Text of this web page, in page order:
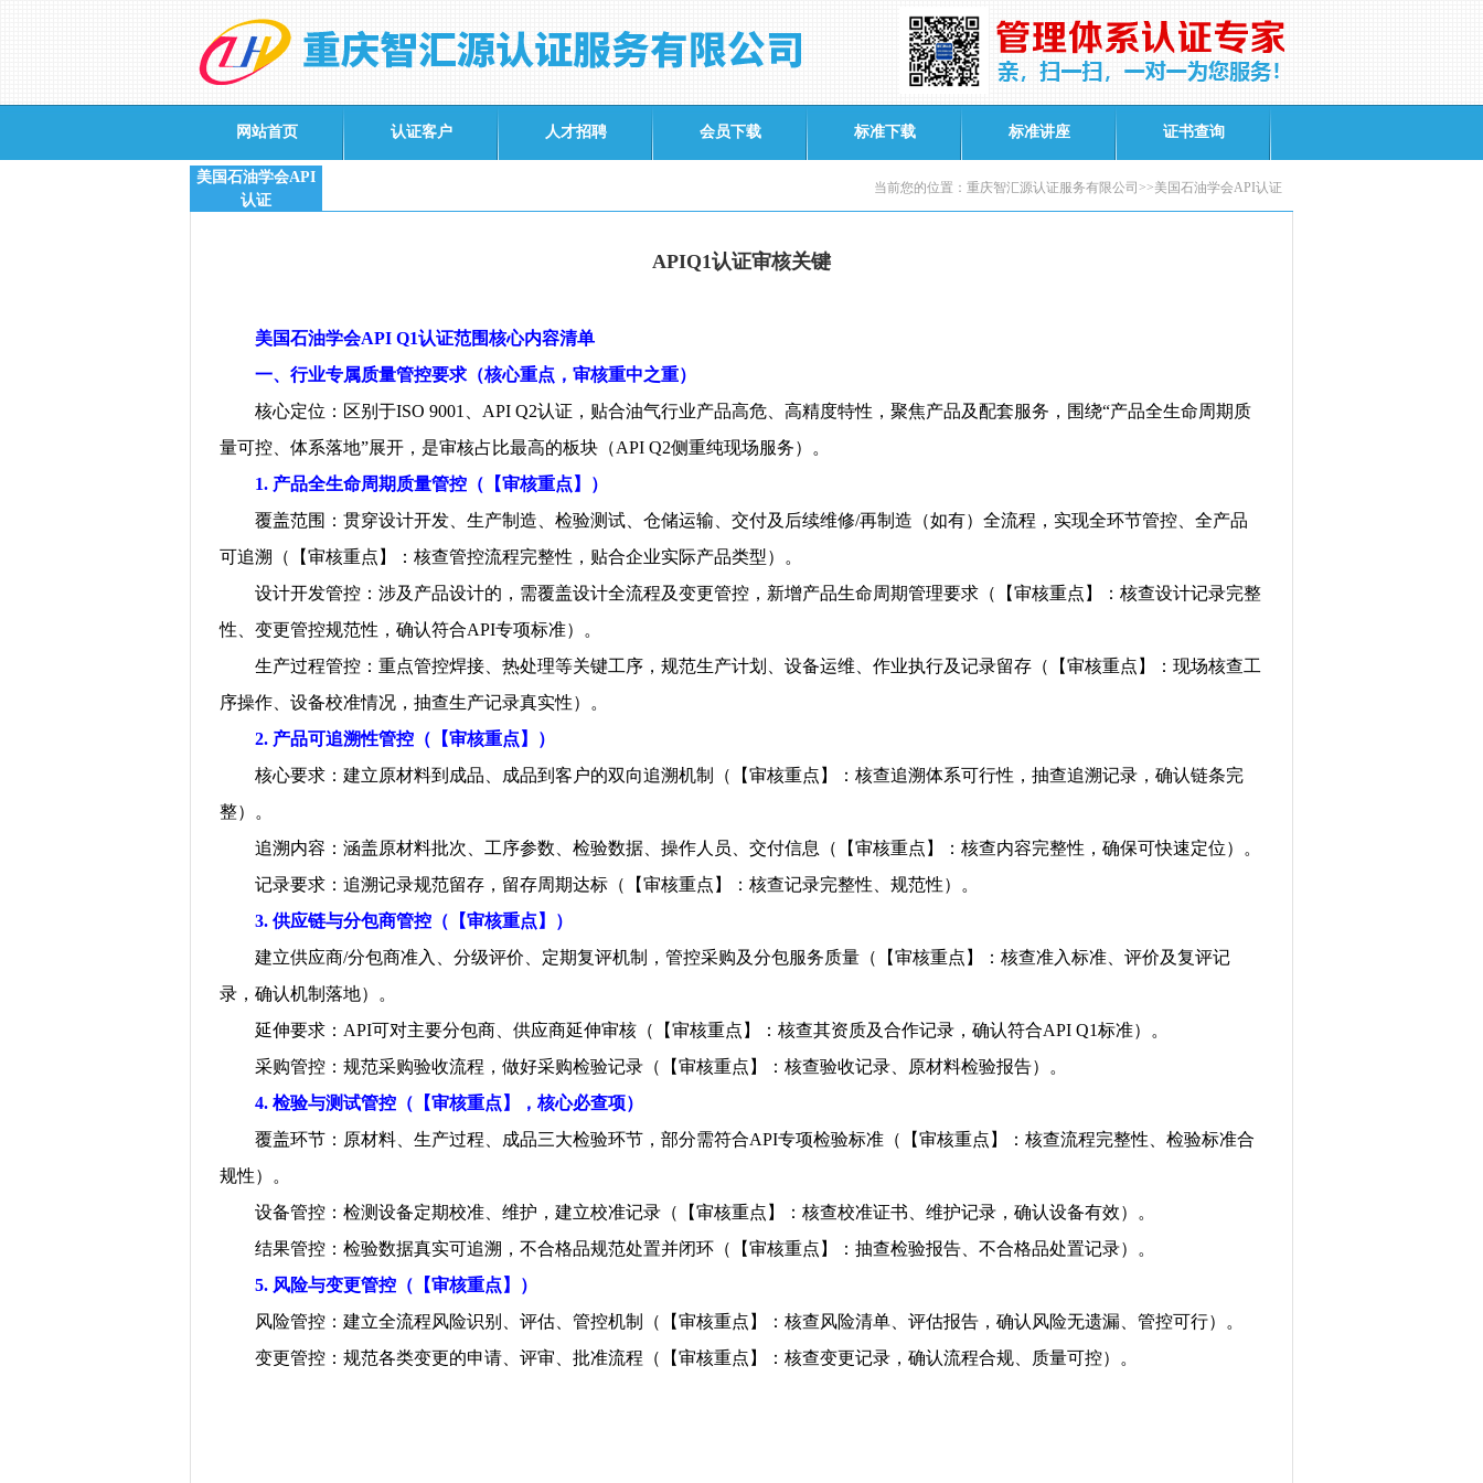
网站首页 认证客户 人才招聘 会员下载 标准下载 标准讲座 证书查询
美国石油学会API
认证
当前您的位置：重庆智汇源认证服务有限公司>>美国石油学会API认证
APIQ1认证审核关键
美国石油学会API Q1认证范围核心内容清单
一、行业专属质量管控要求（核心重点，审核重中之重）
核心定位：区别于ISO 9001 API Q2认证，贴合油气行业产品高危、高精度特性，聚焦产品及配套服务，围绕“产品全生命周期质
量可控、体系落地”展开，是审核占比最高的板块（API Q2侧重纯现场服务）。
1. 产品全生命周期质量管控（【审核重点】）
覆盖范围：贯穿设计开发、生产制造、检验测试、仓储运输、交付及后续维修/再制造（如有）全流程，实现全环节管控、全产品
可追溯（【审核重点】：核查管控流程完整性，贴合企业实际产品类型）。
设计开发管控：涉及产品设计的，需覆盖设计全流程及变更管控，新增产品生命周期管理要求（【审核重点】：核查设计记录完整
性、变更管控规范性，确认符合API专项标准）。
生产过程管控：重点管控焊接、热处理等关键工序，规范生产计划、设备运维、作业执行及记录留存（【审核重点】：现场核查工
序操作、设备校准情况，抽查生产记录真实性）。
2. 产品可追溯性管控（【审核重点】）
核心要求：建立原材料到成品、成品到客户的双向追溯机制（【审核重点】：核查追溯体系可行性，抽查追溯记录，确认链条完
整）。
追溯内容：涵盖原材料批次、工序参数、检验数据、操作人员、交付信息（【审核重点】：核查内容完整性，确保可快速定位）。
记录要求：追溯记录规范留存，留存周期达标（【审核重点】：核查记录完整性、规范性）。
3. 供应链与分包商管控（【审核重点】）
建立供应商/分包商准入、分级评价、定期复评机制，管控采购及分包服务质量（【审核重点】：核查准入标准、评价及复评记
录，确认机制落地）。
延伸要求： API可对主要分包商、供应商延伸审核（【审核重点】：核查其资质及合作记录，确认符合API Q1标准）。
采购管控：规范采购验收流程，做好采购检验记录（【审核重点】：核查验收记录、原材料检验报告）。
4. 检验与测试管控（【审核重点】，核心必查项）
覆盖环节：原材料、生产过程、成品三大检验环节，部分需符合API专项检验标准（【审核重点】：核查流程完整性、检验标准合
规性）。
设备管控：检测设备定期校准、维护，建立校准记录（【审核重点】：核查校准证书、维护记录，确认设备有效）。
结果管控：检验数据真实可追溯，不合格品规范处置并闭环（【审核重点】：抽查检验报告、不合格品处置记录）。
5. 风险与变更管控（【审核重点】）
风险管控：建立全流程风险识别、评估、管控机制（【审核重点】：核查风险清单、评估报告，确认风险无遗漏、管控可行）。
变更管控：规范各类变更的申请、评审、批准流程（【审核重点】：核查变更记录，确认流程合规、质量可控）。